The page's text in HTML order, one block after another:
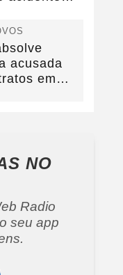
acusada
em
NO
Radio
seu app